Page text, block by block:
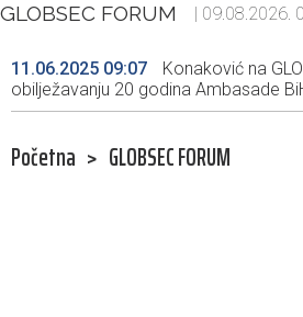
GLOBSEC FORUM | 09.08.2026.
11.06.2025 09:07
Konaković na
obilježavanju 20 godina Ambasade
Početna > GLOBSEC FORUM